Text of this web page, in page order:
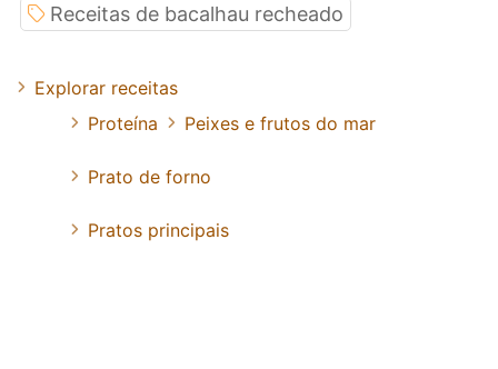
Receitas de bacalhau recheado
Explorar receitas
Proteína
Peixes e frutos do mar
Prato de forno
Pratos principais